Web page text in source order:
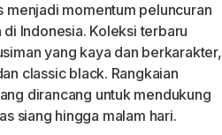
menjadi momentum peluncuran
Indonesia. Koleksi terbaru
yang kaya dan berkarakter,
classic black. Rangkaian
dirancang untuk mendukung
siang hingga malam hari.